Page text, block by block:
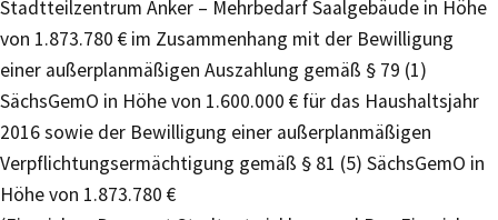
Stadtteilzentrum Anker – Mehrbedarf Saalgebäude in Höhe
von 1.873.780 € im Zusammenhang mit der Bewilligung
einer außerplanmäßigen Auszahlung gemäß § 79 (1)
SächsGemO in Höhe von 1.600.000 € für das Haushaltsjahr
2016 sowie der Bewilligung einer außerplanmäßigen
Verpflichtungsermächtigung gemäß § 81 (5) SächsGemO in
Höhe von 1.873.780 €